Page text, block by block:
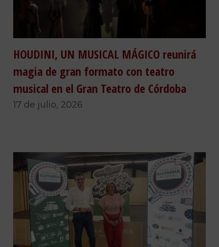
HOUDINI, UN MUSICAL MÁGICO reunirá
magia de gran formato con teatro
musical en el Gran Teatro de Córdoba
17 de julio, 2026